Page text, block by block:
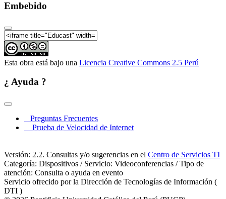
Embebido
Esta obra está bajo una Licencia Creative Commons 2.5 Perú
¿ Ayuda ?
Preguntas Frecuentes
Prueba de Velocidad de Internet
Versión: 2.2. Consultas y/o sugerencias en el Centro de Servicios TI
Categoría: Dispositivos / Servicio: Videoconferencias / Tipo de
atención: Consulta o ayuda en evento
Servicio ofrecido por la Dirección de Tecnologías de Información (
DTI )